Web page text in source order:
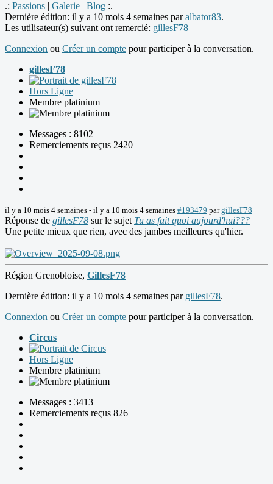
.: Passions | Galerie | Blog :.
Dernière édition: il y a 10 mois 4 semaines paralbator83.
Les utilisateur(s) suivant ont remercié: gillesF78
Connexion ou Créer un compte pour participer à la conversation.
gillesF78
Hors Ligne
Membre platinium
Messages : 8102
Remerciements reçus 2420
il y a 10 mois 4 semaines - il y a 10 mois 4 semaines #193479 pargillesF78
Réponse de gillesF78 sur le sujet Tu as fait quoi aujourd'hui???
Une petite mieux que rien, avec des jambes meilleures qu'hier.
Région Grenobloise, GillesF78
Dernière édition: il y a 10 mois 4 semaines par gillesF78.
Connexion ou Créer un compte pour participer à la conversation.
Circus
Hors Ligne
Membre platinium
Messages : 3413
Remerciements reçus 826